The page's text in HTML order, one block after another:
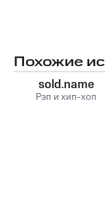
Похожие
sold.name
Рэп и хип-хоп